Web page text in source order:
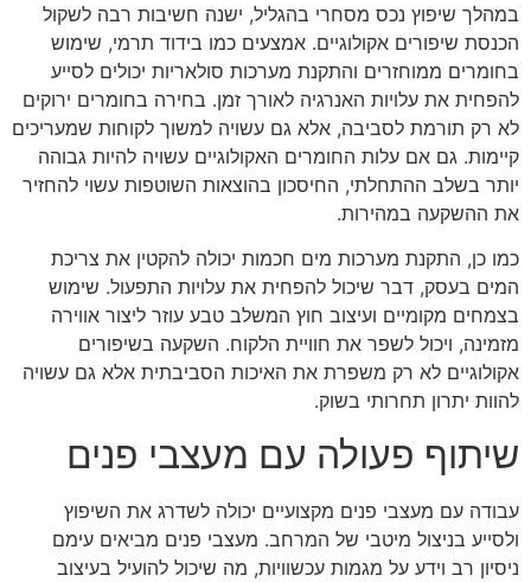
במהלך שיפוץ נכס מסחרי בהגליל, ישנה חשיבות רבה לשקול
הכנסת שיפורים אקולוגיים. אמצעים כמו בידוד תרמי, שימוש
בחומרים ממוחזרים והתקנת מערכות סולאריות יכולים לסייע
להפחית את עלויות האנרגיה לאורך זמן. בחירה בחומרים ירוקים
לא רק תורמת לסביבה, אלא גם עשויה למשוך לקוחות שמעריכים
קיימות. גם אם עלות החומרים האקולוגיים עשויה להיות גבוהה
יותר בשלב ההתחלתי, החיסכון בהוצאות השוטפות עשוי להחזיר
את ההשקעה במהירות.
כמו כן, התקנת מערכות מים חכמות יכולה להקטין את צריכת
המים בעסק, דבר שיכול להפחית את עלויות התפעול. שימוש
בצמחים מקומיים ועיצוב חוץ המשלב טבע עוזר ליצור אווירה
מזמינה, ויכול לשפר את חוויית הלקוח. השקעה בשיפורים
אקולוגיים לא רק משפרת את האיכות הסביבתית אלא גם עשויה
להוות יתרון תחרותי בשוק.
שיתוף פעולה עם מעצבי פנים
עבודה עם מעצבי פנים מקצועיים יכולה לשדרג את השיפוץ
ולסייע בניצול מיטבי של המרחב. מעצבי פנים מביאים עימם
ניסיון רב וידע על מגמות עכשוויות, מה שיכול להועיל בעיצוב